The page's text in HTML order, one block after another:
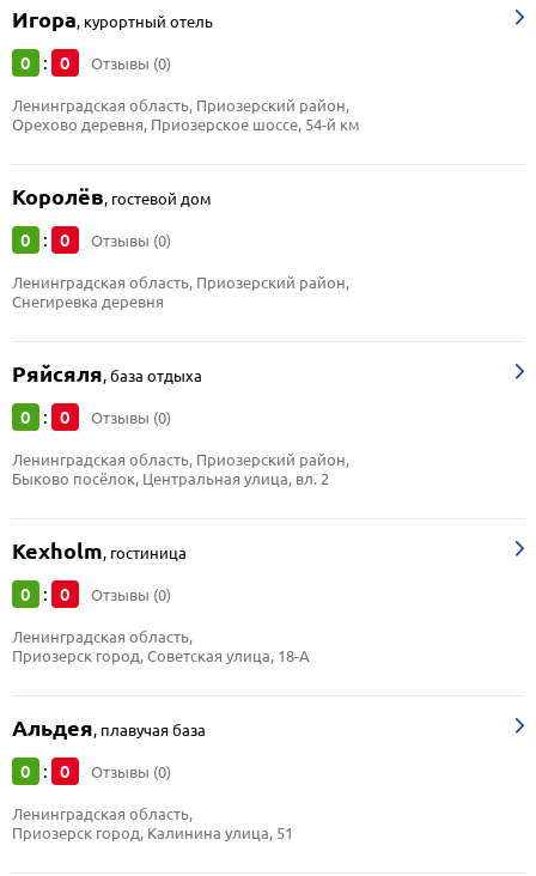
Игора, курортный отель
0 : 0 Отзывы (0)
Ленинградская область, Приозерский район,
Орехово деревня, Приозерское шоссе, 54-й км
Королёв, гостевой дом
0 : 0 Отзывы (0)
Ленинградская область, Приозерский район,
Снегиревка деревня
Ряйсяля,база отдыха
0 : 0 Отзывы (0)
Ленинградская область, Приозерский район,
Быково посёлок, Центральная улица, вл. 2
Kexholm, гостиница
0 : 0 Отзывы (0)
Ленинградская область,
Приозерск город, Советская улица, 18-А
Альдея, плавучая база
0 : 0 Отзывы (0)
Ленинградская область,
Приозерск город, Калинина улица, 51